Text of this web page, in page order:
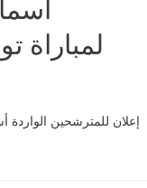
لمباراة
إعلان للمترشحين الواردة